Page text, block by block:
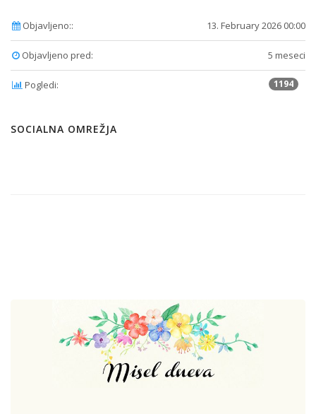
Objavljeno:: 13. February 2026 00:00
Objavljeno pred: 5 meseci
Pogledi: 1194
SOCIALNA OMREŽJA